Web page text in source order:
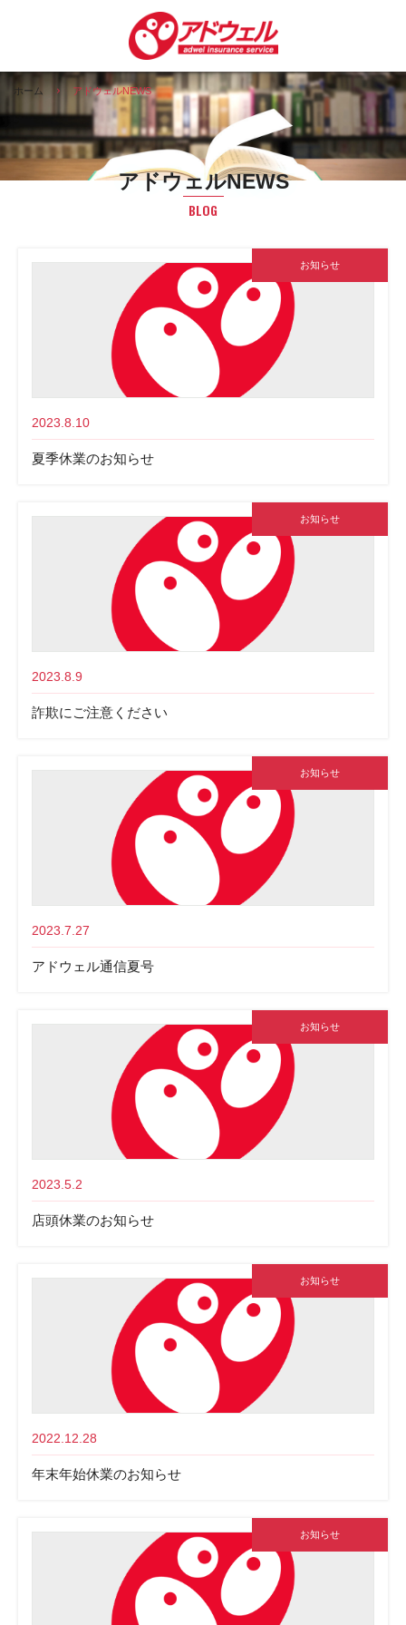
ホーム アドウェルNEWS
アドウェルNEWS
BLOG
お知らせ
2023.8.10
夏季休業のお知らせ
お知らせ
2023.8.9
詐欺にご注意ください
お知らせ
2023.7.27
アドウェル通信夏号
お知らせ
2023.5.2
店頭休業のお知らせ
お知らせ
2022.12.28
年末年始休業のお知らせ
お知らせ